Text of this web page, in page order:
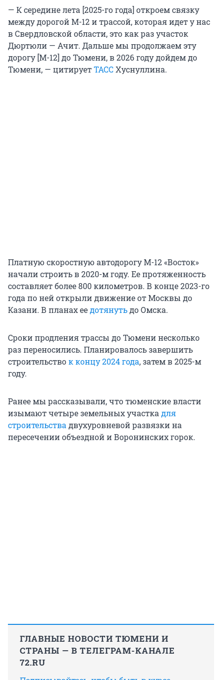
— К середине лета [2025-го года] откроем связку
между дорогой М-12 и трассой, которая идет у нас
в Свердловской области, это как раз участок
Дюртюли — Ачит. Дальше мы продолжаем эту
дорогу [М-12] до Тюмени, в 2026 году дойдем до
Тюмени, — цитируетТАССХуснуллина.
Платную скоростную автодорогу М-12 «Восток»
начали строить в 2020-м году. Ее протяженность
составляет более 800 километров. В конце 2023-го
года по ней открыли движение от Москвы до
Казани. В планах еедотянутьдо Омска.
Сроки продления трассы до Тюмени несколько
раз переносились. Планировалось завершить
строительствок концу 2024 года, затем в 2025-м
году.
Ранее мы рассказывали, что тюменские власти
изымают четыре земельных участкадля
строительствадвухуровневой развязки на
пересечении объездной и Воронинских горок.
ГЛАВНЫЕ НОВОСТИ ТЮМЕНИ И
СТРАНЫ — В ТЕЛЕГРАМ-КАНАЛЕ
72.RU